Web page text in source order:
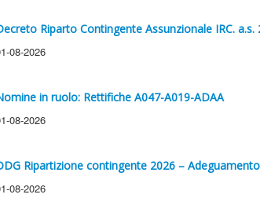
Riparto Contingente Assunzionale IRC. a.s.
08-2026
in ruolo: Rettifiche A047-A019-ADAA
08-2026
Ripartizione contingente 2026 –
08-2026